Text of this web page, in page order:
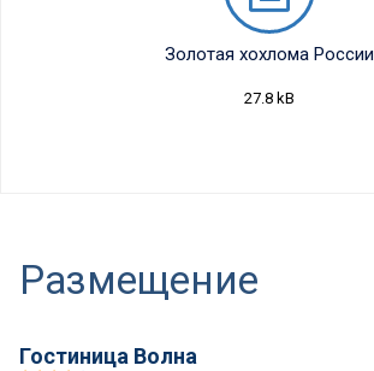
Золотая хохлома России
27.8 kB
Размещение
Гостиница Волна